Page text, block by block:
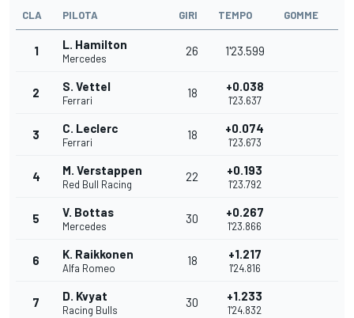
CLA PILOTA GIRI TEMPO GOMME
1 L. Hamilton
Mercedes
26 1'23.599
2 S. Vettel
Ferrari
18 +0.038
1'23.637
3 C. Leclerc
Ferrari
18 +0.074
1'23.673
4 M. Verstappen
Red Bull Racing
22 +0.193
1'23.792
5 V. Bottas
Mercedes
30 +0.267
1'23.866
6 K. Raikkonen
Alfa Romeo
18 +1.217
1'24.816
7 D. Kvyat
Racing Bulls
30 +1.233
1'24.832